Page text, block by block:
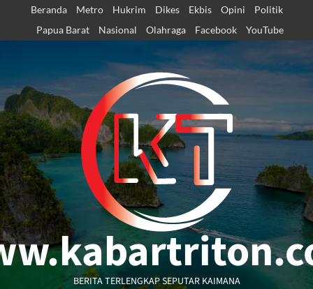
content
Beranda Metro Hukrim Dikes Ekbis Opini
Politik
Papua Barat
Nasional Olahraga Facebook YouTube
BERITA TERLENGKAP SEPUTAR KAIMANA